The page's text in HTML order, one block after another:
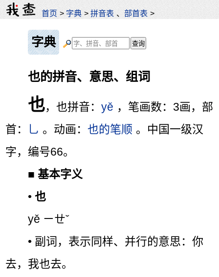
首页 > 字典 >拼音表 、部首表 >
字典
也的拼音、意思、组词
也，也拼音：yě ，笔画数：3画，部
首：
乚 。动画：也的笔顺 。中国一级汉
字，编号66。
■基本字义
•也
yě ㄧㄝˇ
• 副词，表示同样、并行的意思：你
去，我也去。